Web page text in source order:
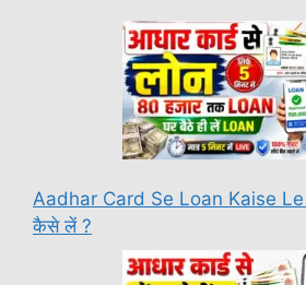
Aadhar Card Se Loan Kaise Le
कैसे लें ?